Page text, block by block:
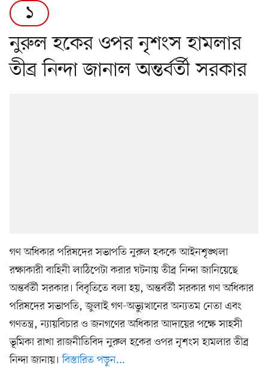
১
নুরুল হকের ওপর নৃশংস হামলার
তীব্র নিন্দা জানাল অন্তর্বর্তী সরকার
গণ অধিকার পরিষদের সভাপতি নুরুল হককে আইনশৃঙ্খলা
রক্ষাকারী বাহিনী লাঠিপেটা করার ঘটনায় তীব্র নিন্দা জানিয়েছে
অন্তর্বর্তী সরকার। বিবৃতিতে বলা হয়, অন্তর্বর্তী সরকার গণ অধিকার
পরিষদের সভাপতি, জুলাই গণ-অভ্যুত্থানের অন্যতম নেতা এবং
গণতন্ত্র, ন্যায়বিচার ও জনগণের অধিকার আদায়ের পক্ষে সাহসী
ভূমিকা রাখা রাজনীতিবিদ নুরুল হকের ওপর নৃশংস হামলার তীব্র
নিন্দা জানায়।বিস্তারিত পড়ুন...